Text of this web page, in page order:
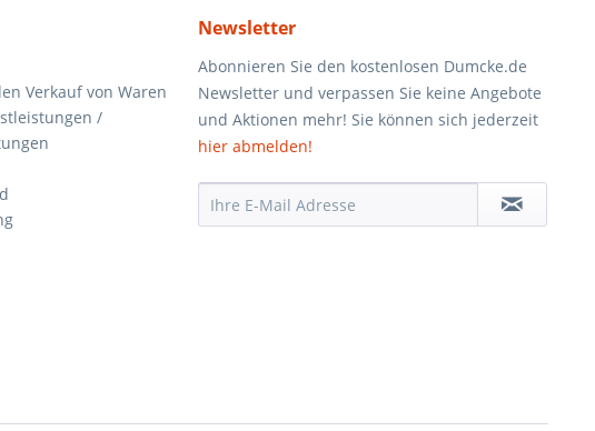
Verkauf von Waren
/
Newsletter
Abonnieren Sie den kostenlosen Dumcke.de
Newsletter und verpassen Sie keine Angebote
und Aktionen mehr! Sie können sich jederzeit
hier abmelden!